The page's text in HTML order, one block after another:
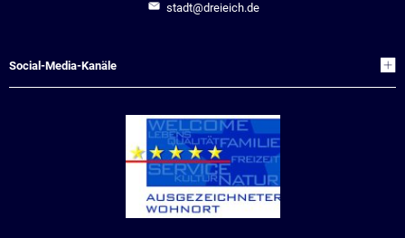
stadt@dreieich.de
Social-Media-Kanäle